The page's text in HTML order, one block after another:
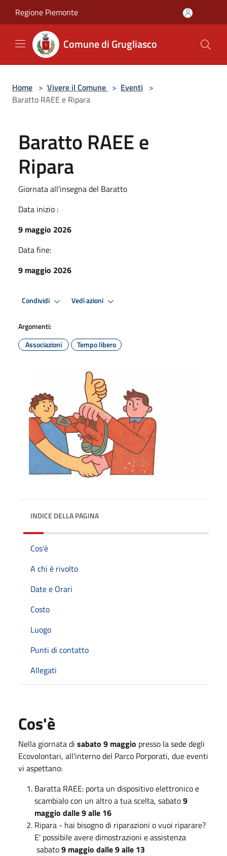
Regione Piemonte
Comune di Grugliasco
Home > Vivere il Comune > Eventi >
Baratto RAEE e Ripara
Baratto RAEE e
Ripara
Giornata all'insegna del Baratto
Data inizio :
9 maggio 2026
Data fine:
9 maggio 2026
Condividi Vedi azioni
Argomenti:
Associazioni
Tempo libero
INDICE DELLA PAGINA
Cos'è
A chi è rivolto
Date e Orari
Costo
Luogo
Punti di contatto
Allegati
Cos'è
Nella giornata di sabato 9 maggio presso lasede degli
Ecovolontari, all'interno del Parco Porporati, due eventi
vi aspettano:
Baratta RAEE: porta un dispositivo elettronico e
scambialo con un altro a tua scelta, sabato9
maggio dalle 9 alle 16
Ripara - hai bisogno di riparazioni o vuoi riparare?
E' possibile avere dimostrazioni e assistenza
sabato9 maggio dalle 9 alle 13